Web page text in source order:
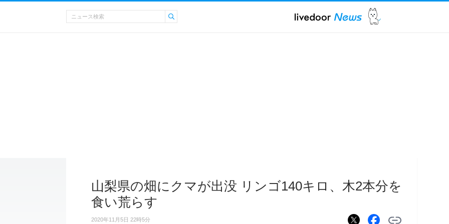
山梨県の畑にクマが出没 リンゴ140キロ、木2本分を
食い荒らす
2020年11月5日 22時5分